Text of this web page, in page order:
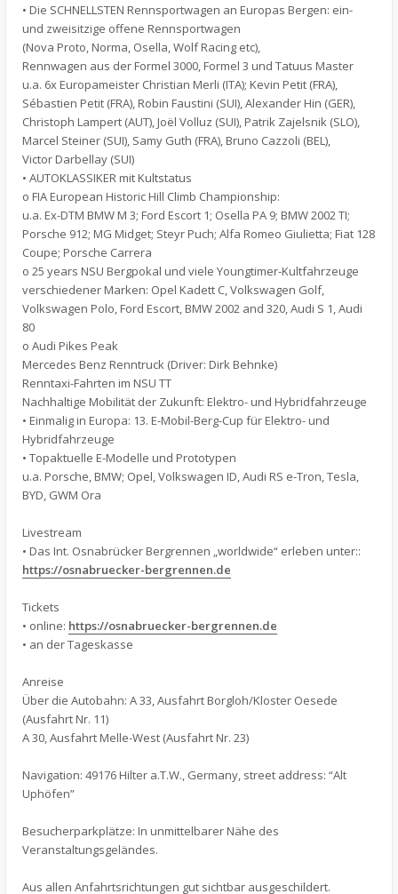
• Die SCHNELLSTEN Rennsportwagen an Europas Bergen: ein-
und zweisitzige offene Rennsportwagen
(Nova Proto, Norma, Osella, Wolf Racing etc),
Rennwagen aus der Formel 3000, Formel 3 und Tatuus Master
u.a. 6x Europameister Christian Merli (ITA); Kevin Petit (FRA),
Sébastien Petit (FRA), Robin Faustini (SUI), Alexander Hin (GER),
Christoph Lampert (AUT), Joël Volluz (SUI), Patrik Zajelsnik (SLO),
Marcel Steiner (SUI), Samy Guth (FRA), Bruno Cazzoli (BEL),
Victor Darbellay (SUI)
• AUTOKLASSIKER mit Kultstatus
o FIA European Historic Hill Climb Championship:
u.a. Ex-DTM BMW M 3; Ford Escort 1; Osella PA 9; BMW 2002 TI;
Porsche 912; MG Midget; Steyr Puch; Alfa Romeo Giulietta; Fiat 128
Coupe; Porsche Carrera
o 25 years NSU Bergpokal und viele Youngtimer-Kultfahrzeuge
verschiedener Marken: Opel Kadett C, Volkswagen Golf,
Volkswagen Polo, Ford Escort, BMW 2002 and 320, Audi S 1, Audi
80
o Audi Pikes Peak
Mercedes Benz Renntruck (Driver: Dirk Behnke)
Renntaxi-Fahrten im NSU TT
Nachhaltige Mobilität der Zukunft: Elektro- und Hybridfahrzeuge
• Einmalig in Europa: 13. E-Mobil-Berg-Cup für Elektro- und
Hybridfahrzeuge
• Topaktuelle E-Modelle und Prototypen
u.a. Porsche, BMW; Opel, Volkswagen ID, Audi RS e-Tron, Tesla,
BYD, GWM Ora
Livestream
• Das Int. Osnabrücker Bergrennen „worldwide“ erleben unter::
https://osnabruecker-bergrennen.de
Tickets
• online: https://osnabruecker-bergrennen.de
• an der Tageskasse
Anreise
Über die Autobahn: A 33, Ausfahrt Borgloh/Kloster Oesede
(Ausfahrt Nr. 11)
A 30, Ausfahrt Melle-West (Ausfahrt Nr. 23)
Navigation: 49176 Hilter a.T.W., Germany, street address: “Alt
Uphöfen”
Besucherparkplätze: In unmittelbarer Nähe des
Veranstaltungsgeländes.
Aus allen Anfahrtsrichtungen gut sichtbar ausgeschildert.